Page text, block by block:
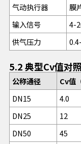
气动执行器
膜
输入信号
4-
供气压力
5.2 典型Cv值对照
公称通径 Cv值
DN15
4.0
DN25
12
DN50
45